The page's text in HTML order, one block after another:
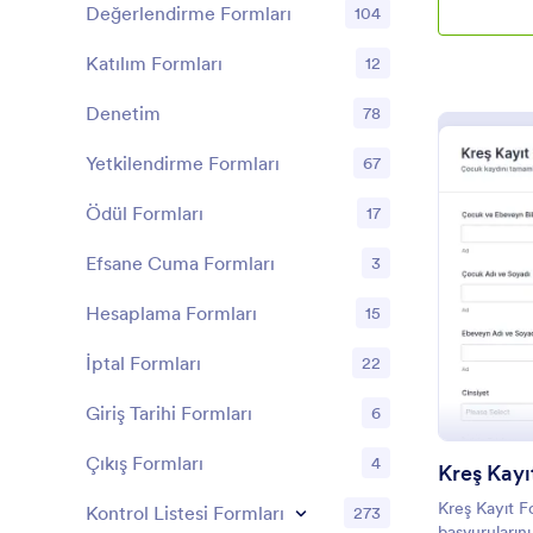
bilgilerini,
ek notları
güvenli
okul
gerek
eklemenize
renklerine
olanak
imzalar için
öğrenci
hesabınıza,
elektronik
Kreş
Kreş Kayıt
Değerlendirme Formları 104
Katılım Formları 12
Denetim 78
Yetkilendirme Formları 67
Ödül Formları 17
Efsane Cuma Formları 3
Hesaplama Formları 15
İptal Formları 22
Giriş Tarihi Formları 6
Çıkış Formları 4
Kontrol Listesi Formları 273